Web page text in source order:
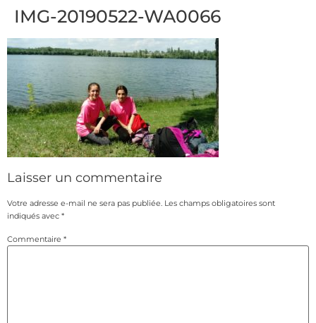
IMG-20190522-WA0066
Laisser un commentaire
Votre adresse e-mail ne sera pas publiée. Les champs obligatoires sont
indiqués avec *
Commentaire *